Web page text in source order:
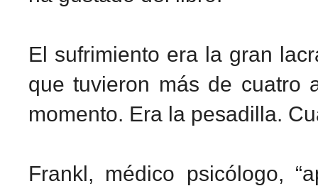
El sufrimiento era la gran
que tuvieron más de cuatro
momento. Era la pesadilla.
Frankl, médico psicólogo,